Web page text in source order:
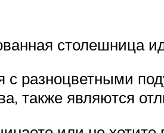
столешница
с разноцветными
также являются